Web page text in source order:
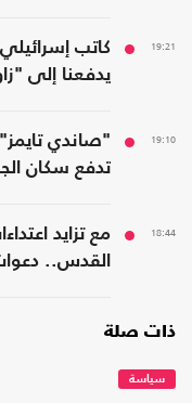
19:21
كاتب
يدفعنا إلى
19:10
"صاندي
تدفع سكان
18:44
مع تزايد
القدس..
ذات صلة
سياسة